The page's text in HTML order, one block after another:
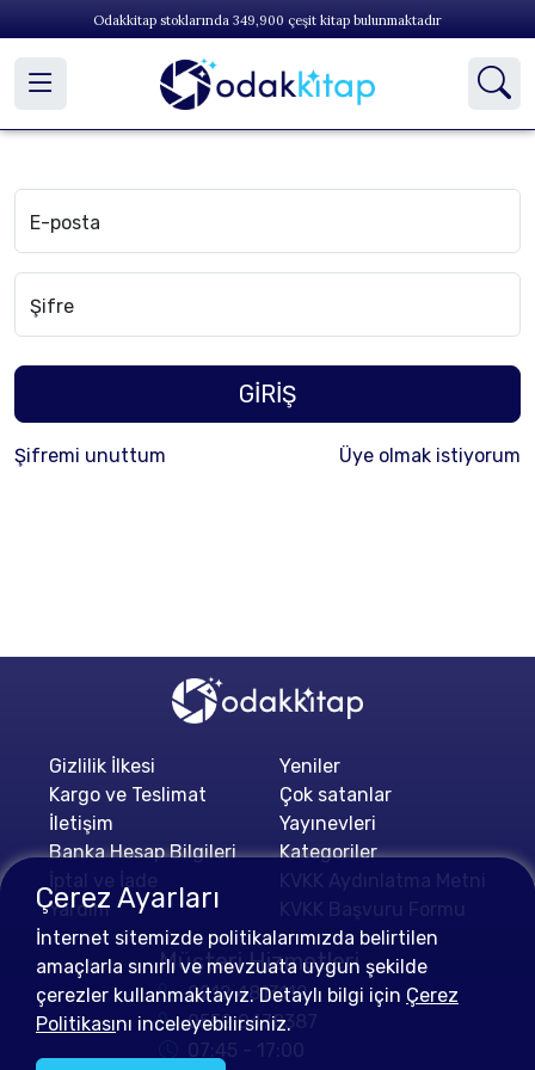
Odakkitap stoklarında 349,900 çeşit kitap bulunmaktadır
E-posta
Şifre
GİRİŞ
Şifremi unuttum Üye olmak istiyorum
Gizlilik İlkesi
Kargo ve Teslimat
İletişim
Banka Hesap Bilgileri
Yardım
Yeniler
Çok satanlar
Yayınevleri
Kategoriler
Müşteri Hizmetleri
0212 4813112
0552 0478387
07:45 - 17:00
Çerez Ayarları
İnternet sitemizde politikalarımızda belirtilen
amaçlarla sınırlı ve mevzuata uygun şekilde
çerezler kullanmaktayız. Detaylı bilgi için Çerez
Politikasını inceleyebilirsiniz.